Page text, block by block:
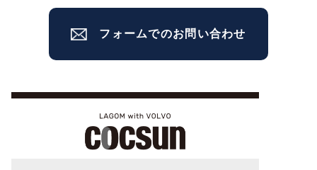
フォームでのお問い合わせ